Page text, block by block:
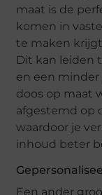
maat is de
komen in
te maken
Dit kan leiden
en een minder
doos op maat
afgestemd op
waardoor je
inhoud beter
Een ander